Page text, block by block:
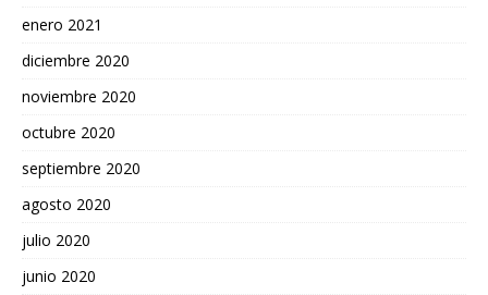
enero 2021
diciembre 2020
noviembre 2020
octubre 2020
septiembre 2020
agosto 2020
julio 2020
junio 2020